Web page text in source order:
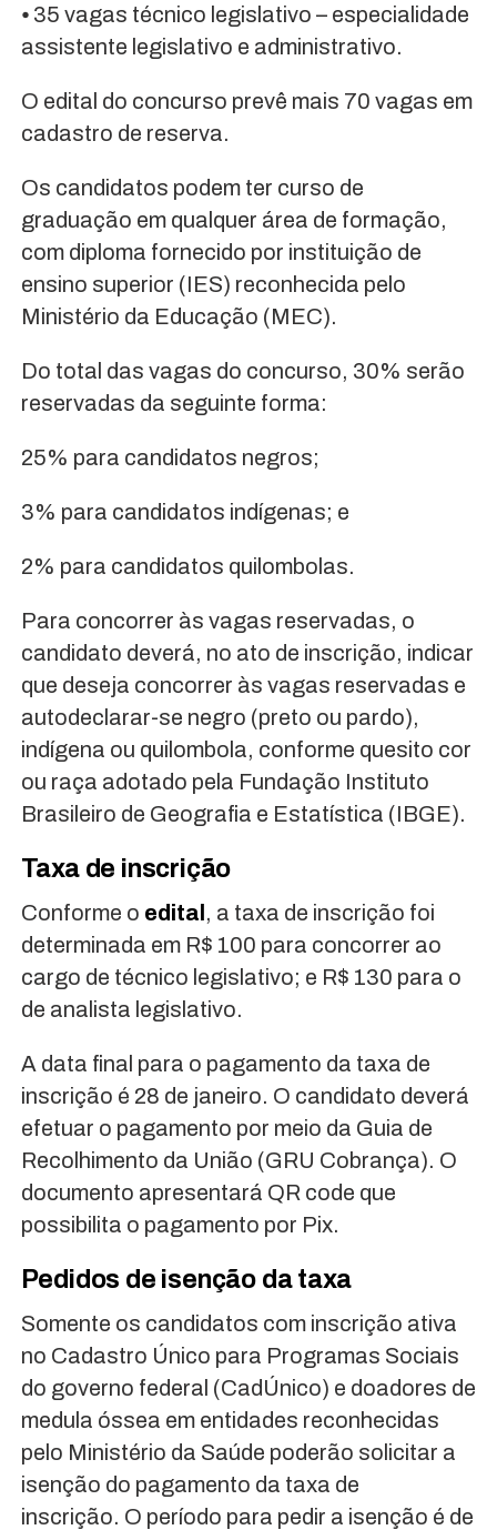
⦁ 35 vagas técnico legislativo – especialidade
assistente legislativo e administrativo.
O edital do concurso prevê mais 70 vagas em
cadastro de reserva.
Os candidatos podem ter curso de
graduação em qualquer área de formação,
com diploma fornecido por instituição de
ensino superior (IES) reconhecida pelo
Ministério da Educação (MEC).
Do total das vagas do concurso, 30% serão
reservadas da seguinte forma:
25% para candidatos negros;
3% para candidatos indígenas; e
2% para candidatos quilombolas.
Para concorrer às vagas reservadas, o
candidato deverá, no ato de inscrição, indicar
que deseja concorrer às vagas reservadas e
autodeclarar-se negro (preto ou pardo),
indígena ou quilombola, conforme quesito cor
ou raça adotado pela Fundação Instituto
Brasileiro de Geografia e Estatística (IBGE).
Taxa de inscrição
Conforme o edital , a taxa de inscrição foi
determinada em R$ 100 para concorrer ao
cargo de técnico legislativo; e R$ 130 para o
de analista legislativo.
A data final para o pagamento da taxa de
inscrição é 28 de janeiro. O candidato deverá
efetuar o pagamento por meio da Guia de
Recolhimento da União (GRU Cobrança). O
documento apresentará QR code que
possibilita o pagamento por Pix.
Pedidos de isenção da taxa
Somente os candidatos com inscrição ativa
no Cadastro Único para Programas Sociais
do governo federal (CadÚnico) e doadores de
medula óssea em entidades reconhecidas
pelo Ministério da Saúde poderão solicitar a
isenção do pagamento da taxa de
inscrição. O período para pedir a isenção é de